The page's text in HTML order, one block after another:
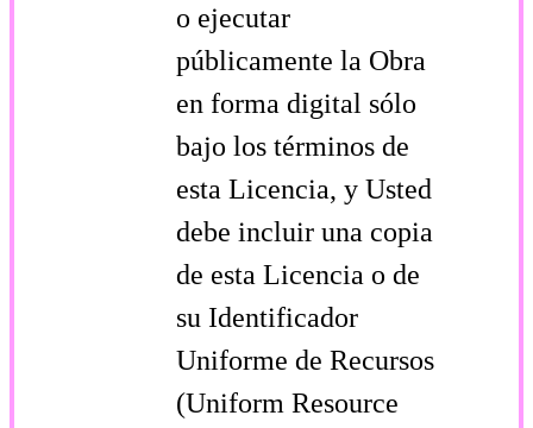
o ejecutar
públicamente la Obra
en forma digital sólo
bajo los términos de
esta Licencia, y Usted
debe incluir una copia
de esta Licencia o de
su Identificador
Uniforme de Recursos
(Uniform Resource